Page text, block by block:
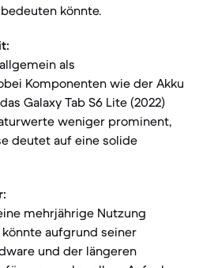
könnte.
als
Komponenten wie der Akku
Galaxy Tab S6 Lite (2022)
weniger prominent,
deutet auf eine solide
mehrjährige Nutzung
aufgrund seiner
und der längeren